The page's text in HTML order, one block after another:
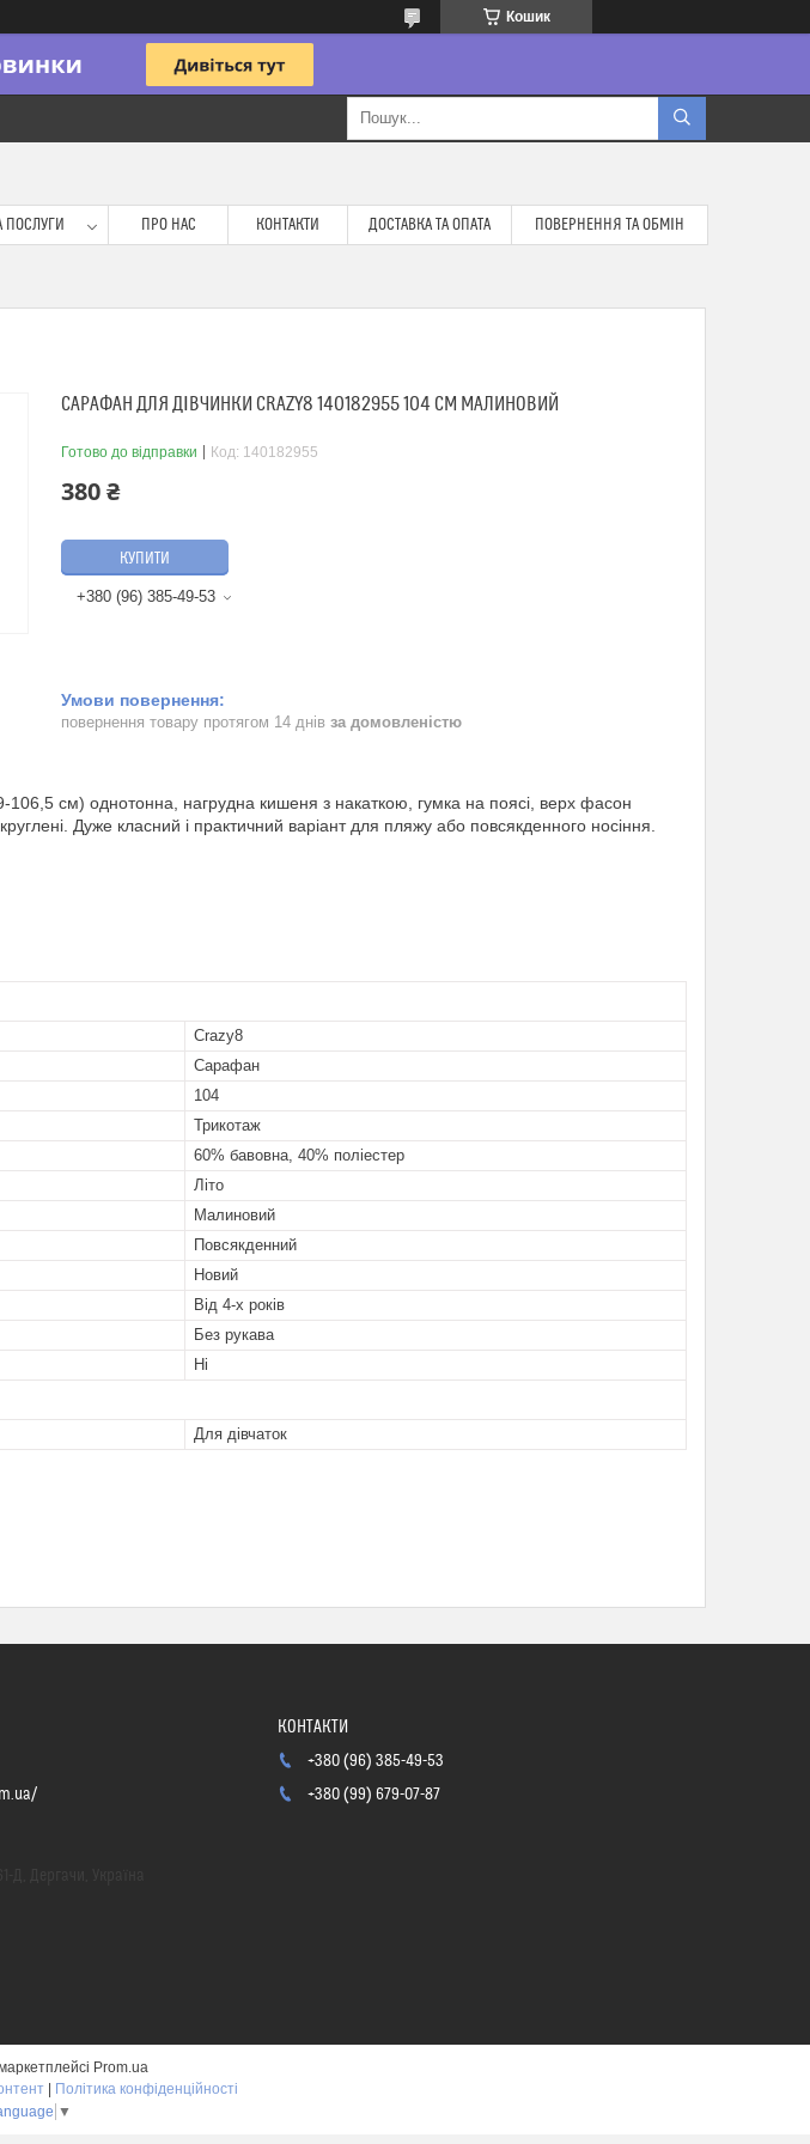
Кошик
ПОСЛУГИ ПРО НАС КОНТАКТИ ДОСТАВКА ТА ОПАТА ПОВЕРНЕННЯ ТА ОБМІН
САРАФАН ДЛЯ ДІВЧИНКИ CRAZY8 140182955 104 СМ МАЛИНОВИЙ
Готово до відправки Код: 140182955
380 ₴
КУПИТИ
+380 (96) 385-49-53
повернення товару протягом 14 днів за домовленістю
см) однотонна, нагрудна кишеня з накаткою, гумка на поясі, верх фасон
Дуже класний і практичний варіант для пляжу або повсякденного носіння.
Crazy8
Сарафан
104
Трикотаж
60% бавовна, 40% поліестер
Літо
Малиновий
Повсякденний
Новий
Від 4-х років
Без рукава
Ні
Для дівчаток
+380 (96) 385-49-53
+380 (99) 679-07-87
Prom.ua
Політика конфіденційності
▼